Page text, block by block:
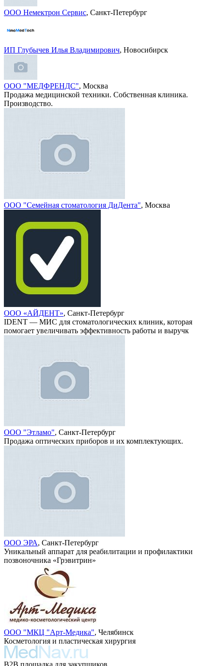
ООО Немектрон Сервис, Санкт-Петербург
ИП Глубычев Илья Владимирович, Новосибирск
ООО "МЕДФРЕНДС", Москва
Продажа медицинской техники. Собственная клиника.
Производство.
ООО "Семейная стоматология ДиДента", Москва
ООО «АЙДЕНТ», Санкт-Петербург
IDENT — МИС для стоматологических клиник, которая
помогает увеличивать эффективность работы и выручк
ООО "Этламо", Санкт-Петербург
Продажа оптических приборов и их комплектующих.
ООО ЭРА, Санкт-Петербург
Уникальный аппарат для реабилитации и профилактики
позвоночника «Грэвитрин»
ООО "МКЦ "Арт-Медика", Челябинск
Косметология и пластическая хирургия
B2B площадка для закупщиков